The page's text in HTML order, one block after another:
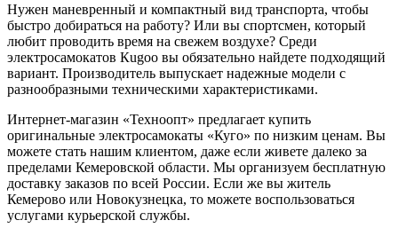
Нужен маневренный и компактный вид транспорта, чтобы
быстро добираться на работу? Или вы спортсмен, который
любит проводить время на свежем воздухе? Среди
электросамокатов Кugoo вы обязательно найдете подходящий
вариант. Производитель выпускает надежные модели с
разнообразными техническими характеристиками.
Интернет-магазин «Техноопт» предлагает купить
оригинальные электросамокаты «Куго» по низким ценам. Вы
можете стать нашим клиентом, даже если живете далеко за
пределами Кемеровской области. Мы организуем бесплатную
доставку заказов по всей России. Если же вы житель
Кемерово или Новокузнецка, то можете воспользоваться
услугами курьерской службы.